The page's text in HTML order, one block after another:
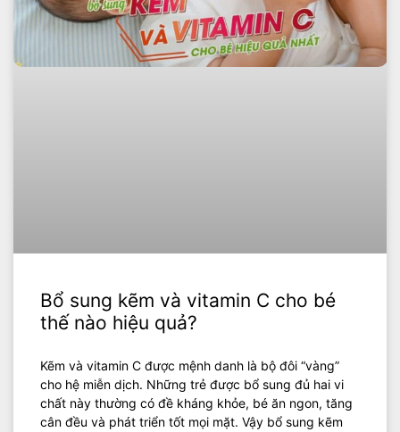
Bổ sung kẽm và vitamin C cho bé
thế nào hiệu quả?
Kẽm và vitamin C được mệnh danh là bộ đôi “vàng”
cho hệ miễn dịch. Những trẻ được bổ sung đủ hai vi
chất này thường có đề kháng khỏe, bé ăn ngon, tăng
cân đều và phát triển tốt mọi mặt. Vậy bổ sung kẽm